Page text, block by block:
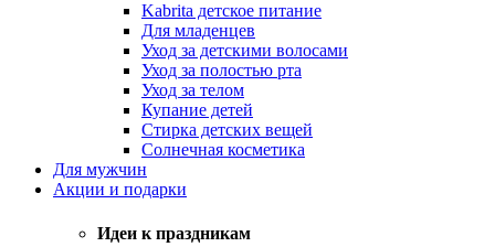
Kabrita детское питание
Для младенцев
Уход за детскими волосами
Уход за полостью рта
Уход за телом
Купание детей
Стирка детских вещей
Солнечная косметика
Для мужчин
Акции и подарки
Идеи к праздникам